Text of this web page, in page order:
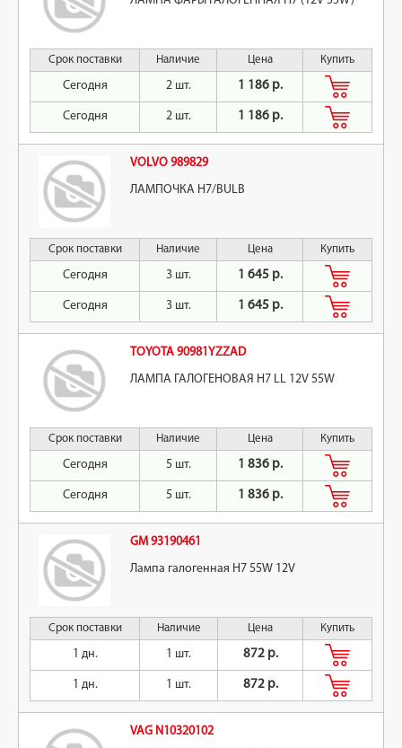
Срок поставки Наличие Цена Купить
Сегодня 2 шт. 1 186 р.
Сегодня 2 шт. 1 186 р.
VOLVO 989829
ЛАМПОЧКА H7/BULB
Срок поставки Наличие Цена Купить
Сегодня 3 шт. 1 645 р.
Сегодня 3 шт. 1 645 р.
TOYOTA 90981YZZAD
ЛАМПА ГАЛОГЕНОВАЯ H7 LL 12V 55W
Срок поставки Наличие Цена Купить
Сегодня 5 шт. 1 836 р.
Сегодня 5 шт. 1 836 р.
GM 93190461
Лампа галогенная H7 55W 12V
Срок поставки Наличие Цена Купить
1 дн. 1 шт. 872 р.
1 дн. 1 шт. 872 р.
VAG N10320102